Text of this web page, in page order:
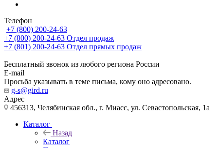
Телефон
+7 (800) 200-24-63
+7 (800) 200-24-63 Отдел продаж
+7 (801) 200-24-63 Отдел прямых продаж
Бесплатный звонок из любого региона России
E-mail
Просьба указывать в теме письма, кому оно адресовано.
g-s@gird.ru
Адрес
456313, Челябинская обл., г. Миасс, ул. Севастопольская, 1а
Каталог
Назад
Каталог